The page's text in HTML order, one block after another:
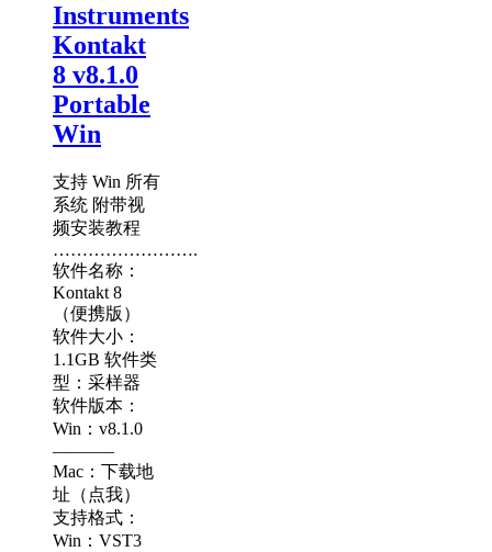
Instruments
Kontakt
8 v8.1.0
Portable
Win
支持 Win 所有
系统 附带视
频安装教程
…………………….
软件名称：
Kontakt 8
（便携版）
软件大小：
1.1GB 软件类
型：采样器
软件版本：
Win：v8.1.0
———–
Mac：下载地
址（点我）
支持格式：
Win：VST3